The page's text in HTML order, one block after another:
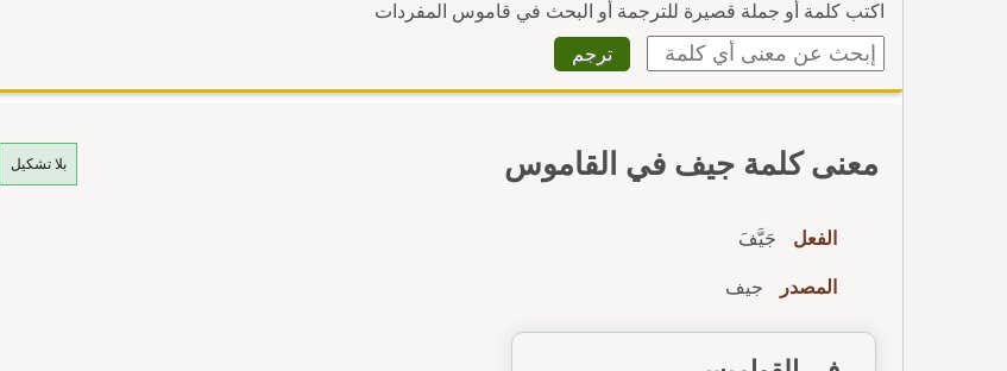
اكتب كلمة أو جملة قصيرة للترجمة أو البحث في قاموس المفردات
بلا تشكيل معنى كلمة جيف في القاموس
الفعل جَيَّفَ
المصدر جيف